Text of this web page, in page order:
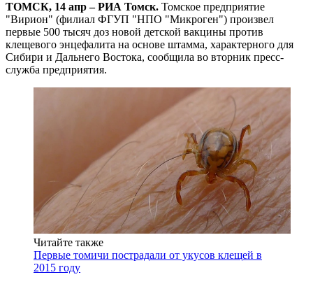
ТОМСК, 14 апр – РИА Томск. Томское предприятие
"Вирион" (филиал ФГУП "НПО "Микроген") произвел
первые 500 тысяч доз новой детской вакцины против
клещевого энцефалита на основе штамма, характерного для
Сибири и Дальнего Востока, сообщила во вторник пресс-
служба предприятия.
Читайте также
Первые томичи пострадали от укусов клещей в
2015 году